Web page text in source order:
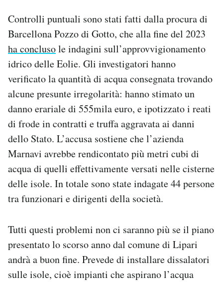
Controlli puntuali sono stati fatti dalla procura di
Barcellona Pozzo di Gotto, che alla fine del 2023
ha conclusole indagini sull’approvvigionamento
idrico delle Eolie. Gli investigatori hanno
verificato la quantità di acqua consegnata trovando
alcune presunte irregolarità: hanno stimato un
danno erariale di 555mila euro, e ipotizzato i reati
di frode in contratti e truffa aggravata ai danni
dello Stato. L’accusa sostiene che l’azienda
Marnavi avrebbe rendicontato più metri cubi di
acqua di quelli effettivamente versati nelle cisterne
delle isole. In totale sono state indagate 44 persone
tra funzionari e dirigenti della società.
Tutti questi problemi non ci saranno più se il piano
presentato lo scorso anno dal comune di Lipari
andrà a buon fine. Prevede di installare dissalatori
sulle isole, cioè impianti che aspirano l’acqua